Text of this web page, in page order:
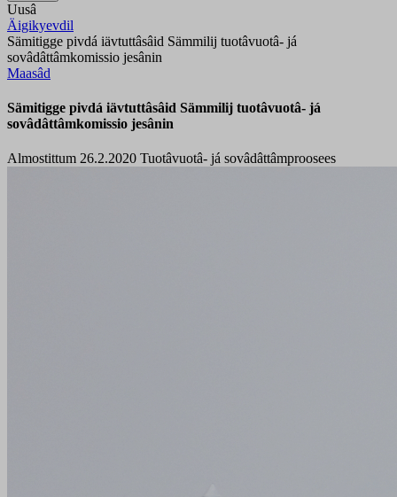
Uusâ
Äigikyevdil
Sämitigge pivdá iävtuttâsâid Sämmilij tuotâvuotâ- já
sovâdâttâmkomissio jesânin
Maasâd
Sämitigge pivdá iävtuttâsâid Sämmilij tuotâvuotâ- já
sovâdâttâmkomissio jesânin
Almostittum 26.2.2020 Tuotâvuotâ- já sovâdâttâmproosees